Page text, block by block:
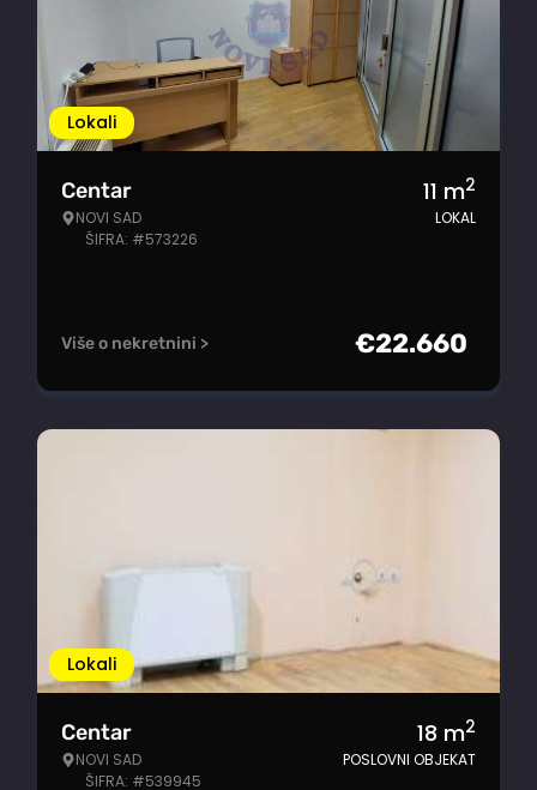
Lokali
Centar
NOVI SAD
ŠIFRA: #573226
11 m2
LOKAL
Više o nekretnini > €22.660
Lokali
Centar
NOVI SAD
ŠIFRA: #539945
18 m2
POSLOVNI OBJEKAT